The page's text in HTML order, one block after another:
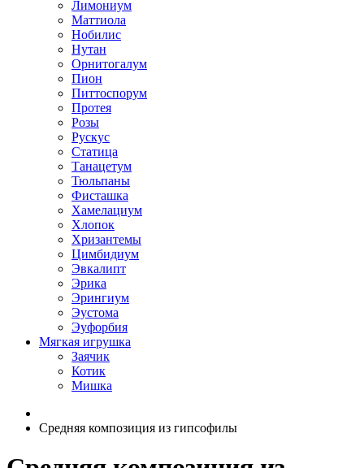
Лимониум
Маттиола
Нобилис
Нутан
Орнитогалум
Пион
Питтоспорум
Протея
Розы
Рускус
Статица
Танацетум
Тюльпаны
Фисташка
Хамелациум
Хлопок
Хризантемы
Цимбидиум
Эвкалипт
Эрика
Эрингиум
Эустома
Эуфорбия
Мягкая игрушка
Заячик
Котик
Мишка
Средняя композиция из гипсофилы